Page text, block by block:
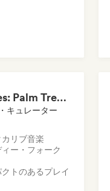
Beach vibes: Palm Tree Breezes 🌴 Indie Folk, Acoustic & Singer-Songwriter
キュレーター
カリブ音楽
ー・フォーク
トのあるプレイ